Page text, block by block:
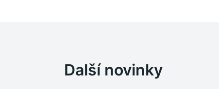
Další novinky